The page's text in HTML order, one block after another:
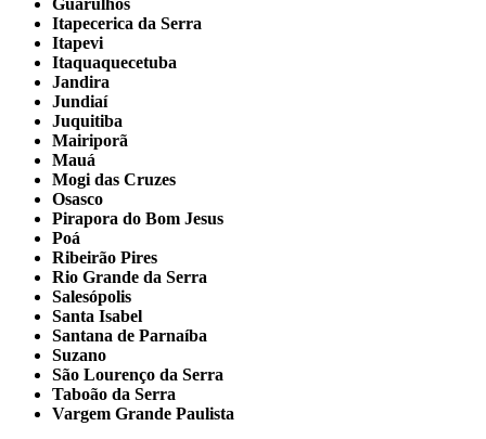
Itapecerica da Serra
Itapevi
Itaquaquecetuba
Jandira
Jundiaí
Juquitiba
Mairiporã
Mauá
Mogi das Cruzes
Osasco
Pirapora do Bom Jesus
Poá
Ribeirão Pires
Rio Grande da Serra
Salesópolis
Santa Isabel
Santana de Parnaíba
Suzano
São Lourenço da Serra
Taboão da Serra
Vargem Grande Paulista